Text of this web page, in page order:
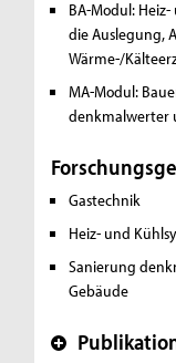
BA-Modul:
die Auslegung,
Wärme-/
MA-Modul:
denkmalwerter
Gastechnik
Heiz- und
Sanierung
Gebäude
+